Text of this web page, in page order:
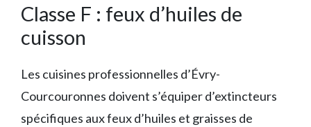
Classe F : feux d’huiles de
cuisson
Les cuisines professionnelles d’Évry-
Courcouronnes doivent s’équiper d’extincteurs
spécifiques aux feux d’huiles et graisses de